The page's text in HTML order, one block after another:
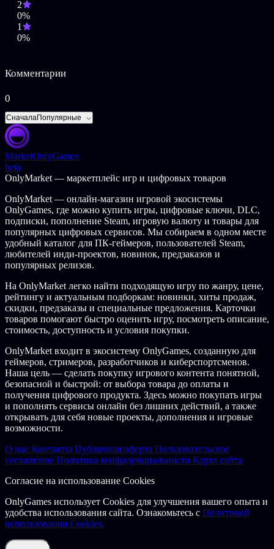
ОПИСАНИЕ КОНТЕНТА ДЛЯ ВЗРОСЛЫХ
Разработчики описывают контент так:
постоянно используется нецензурная лексика и некоторые
двусмысленные выражения, а также присутствуют
некоторые образы, которые могут быть расценены как
тревожные.
© Brain-dead Rabbit Games & Freedom Games - All Rights
Reserved
2
0%
1
0%
Комментарии
0
СначалаПопулярные
MarketOnlyGames
beta
OnlyMarket — маркетплейс игр и цифровых товаров
OnlyMarket — онлайн-магазин игровой экосистемы
OnlyGames, где можно купить игры, цифровые ключи, DLC,
подписки, пополнение Steam, игровую валюту и товары для
популярных цифровых сервисов. Мы собираем в одном месте
удобный каталог для ПК-геймеров, пользователей Steam,
любителей инди-проектов, новинок, предзаказов и
популярных релизов.
На OnlyMarket легко найти подходящую игру по жанру, цене,
рейтингу и актуальным подборкам: новинки, хиты продаж,
скидки, предзаказы и специальные предложения. Карточки
товаров помогают быстро оценить игру, посмотреть описание,
стоимость, доступность и условия покупки.
OnlyMarket входит в экосистему OnlyGames, созданную для
геймеров, стримеров, разработчиков и киберспортсменов.
Наша цель — сделать покупку игрового контента понятной,
безопасной и быстрой: от выбора товара до оплаты и
получения цифрового продукта. Здесь можно покупать игры
и пополнять сервисы онлайн без лишних действий, а также
открывать для себя новые проекты, дополнения и игровые
возможности.
О нас Контакты Публичная оферта Пользовательское
соглашение Политика конфиденциальности Карта сайта
Согласие на использование Cookies
OnlyGames использует Cookies для улучшения вашего опыта и
удобства использования сайта. Ознакомьтесь с Политикой
использования Cookies.